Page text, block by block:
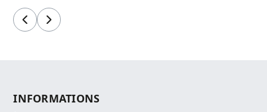
PrécédentSuivant
INFORMATIONS